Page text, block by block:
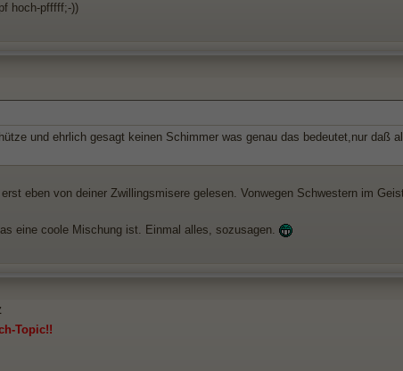
hoch-pfffff;-))
und ehrlich gesagt keinen Schimmer was genau das bedeutet,nur daß
eben von deiner Zwillingsmisere gelesen. Vonwegen Schwestern im
eine coole Mischung ist. Einmal alles, sozusagen.
Topic!!